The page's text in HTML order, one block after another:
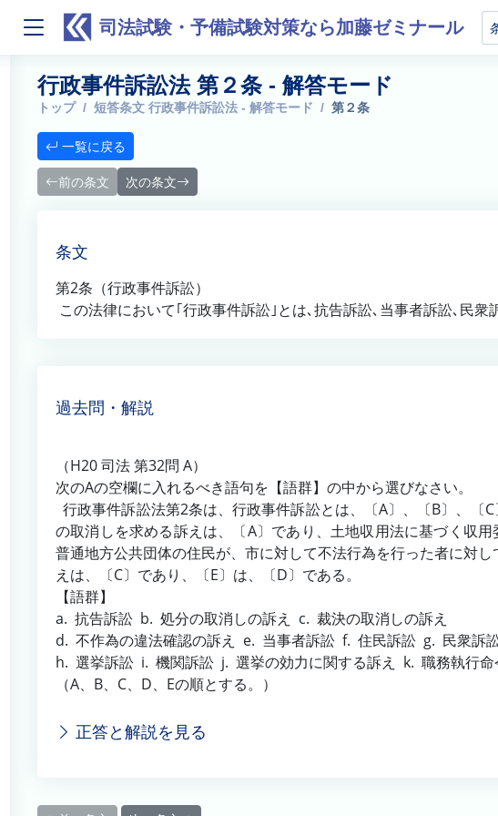
司法試験・予備試験対策なら加藤ゼミナール
行政事件訴訟法 第２条 - 解答モード
トップ 短答条文 行政事件訴訟法 - 解答モード 第２条
一覧に戻る
前の条文 次の条文
条文
第2条（行政事件訴訟）
この法律において｢行政事件訴訟｣とは､抗告訴訟､当事者訴訟､民衆
過去問・解説
（H20 司法 第32問 A）
次のAの空欄に入れるべき語句を【語群】の中から選びなさい。
行政事件訴訟法第2条は、行政事件訴訟とは、〔A〕、〔B〕、
の取消しを求める訴えは、〔A〕であり、土地収用法に基づく収
普通地方公共団体の住民が、市に対して不法行為を行った者に対
えは、〔C〕であり、〔E〕は、〔D〕である。
【語群】
a. 抗告訴訟 b. 処分の取消しの訴え c. 裁決の取消しの訴え
d. 不作為の違法確認の訴え e. 当事者訴訟 f. 住民訴訟 g. 民衆訴
h. 選挙訴訟 i. 機関訴訟 j. 選挙の効力に関する訴え k. 職務執行命
（A、B、C、D、Eの順とする。）
正答と解説を見る